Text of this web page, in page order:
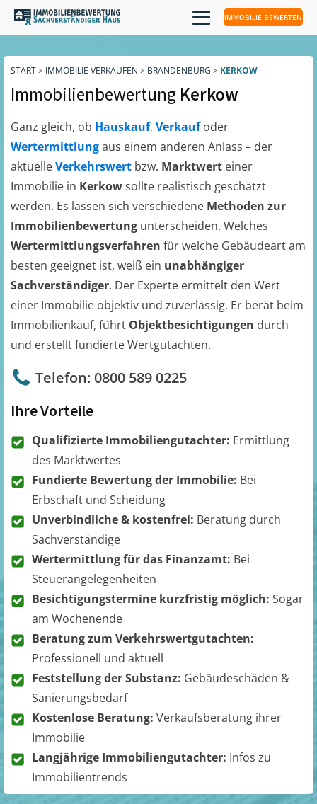
IMMOBILIE BEWERTEN
START> IMMOBILIE VERKAUFEN > BRANDENBURG > KERKOW
Immobilienbewertung Kerkow
Ganz gleich, ob Hauskauf, Verkaufoder
Wertermittlungaus einem anderen Anlass – der
aktuelleVerkehrswert bzw. Marktwert einer
Immobilie in Kerkowsollte realistisch geschätzt
werden. Es lassen sich verschiedene Methoden zur
Immobilienbewertung unterscheiden. Welches
Wertermittlungsverfahren für welche Gebäudeart am
besten geeignet ist, weiß ein unabhängiger
Sachverständiger. Der Experte ermittelt den Wert
einer Immobilie objektiv und zuverlässig. Er berät beim
Immobilienkauf, führt Objektbesichtigungen durch
und erstellt fundierte Wertgutachten.
Telefon: 0800 589 0225
Ihre Vorteile
Qualifizierte Immobiliengutachter: Ermittlung
des Marktwertes
Fundierte Bewertung der Immobilie: Bei
Erbschaft und Scheidung
Unverbindliche & kostenfrei: Beratung durch
Sachverständige
Wertermittlung für das Finanzamt: Bei
Steuerangelegenheiten
Besichtigungstermine kurzfristig möglich: Sogar
am Wochenende
Beratung zum Verkehrswertgutachten:
Professionell und aktuell
Feststellung der Substanz: Gebäudeschäden &
Sanierungsbedarf
Kostenlose Beratung: Verkaufsberatung ihrer
Immobilie
Langjährige Immobiliengutachter: Infos zu
Immobilientrends